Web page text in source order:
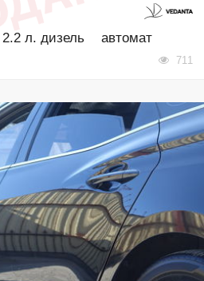
2.2 л. дизель автомат
711